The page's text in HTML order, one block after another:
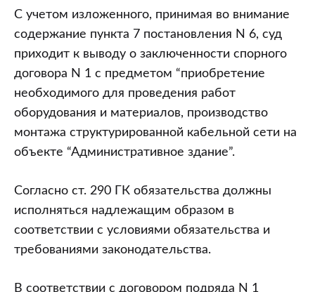
С учетом изложенного, принимая во внимание
содержание пункта 7 постановления N 6, суд
приходит к выводу о заключенности спорного
договора N 1 с предметом “приобретение
необходимого для проведения работ
оборудования и материалов, производство
монтажа структурированной кабельной сети на
объекте “Административное здание”.
Согласно ст. 290 ГК обязательства должны
исполняться надлежащим образом в
соответствии с условиями обязательства и
требованиями законодательства.
В соответствии с договором подряда N 1